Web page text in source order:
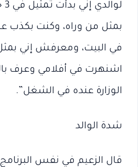
بمثل من وراه، وكنت بكذب
في البيت، ومعرفش إني
اشنهرت في أفلامي وعرف
الوزارة عنده في الشغل”.
شدة الوالد
قال الزعيم في نفس